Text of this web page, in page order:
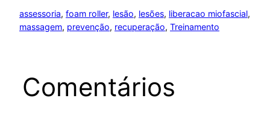
assessoria, foam roller, lesão, lesões, liberacao miofascial
massagem, prevenção, recuperação, Treinamento
Comentários